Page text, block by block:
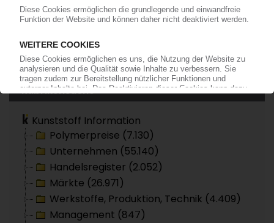
Manfred Meimberg geht in Ruhestand
16.12.2002
Seite 174 von 174
Rubrikensuche
Kunststoff Information
Polymerpreise (7.130)
Unternehmen (55.140)
Handelsregister (2.052)
Märkte (26.971)
Werkstoffe, Produktion, Technik (4.409)
Management (847)